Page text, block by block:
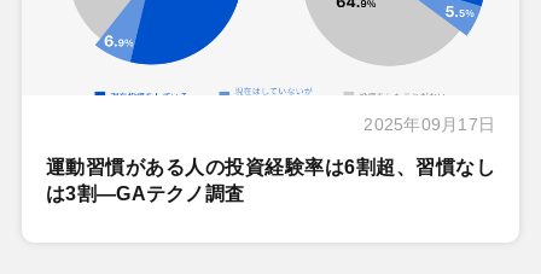
2025年09月17日
運動習慣がある人の投資経験率は6割超、習慣なし
は3割―GAテクノ調査